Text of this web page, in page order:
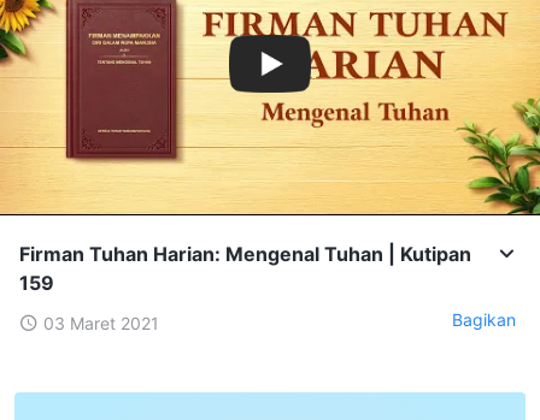
Firman Tuhan Harian: Mengenal Tuhan | Kutipan
159
03 Maret 2021 Bagikan